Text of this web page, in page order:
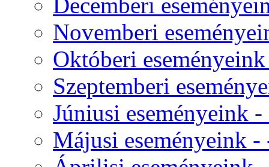
Novemberi
Októberi
Szeptemberi
Júniusi eseményeink
Májusi eseményeink -